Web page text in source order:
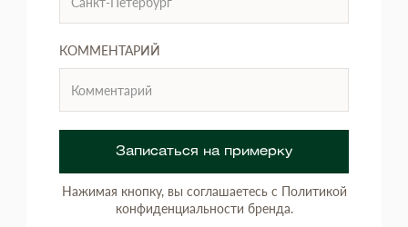
КОММЕНТАРИЙ
Записаться на примерку
Нажимая кнопку, вы соглашаетесь с Политикой
конфиденциальности бренда.